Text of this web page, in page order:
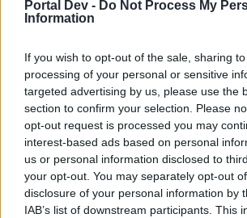
Portal Dev - Do Not Process My
Information
If you wish to opt-out of the sale, sharing
processing of your personal or sensitive
targeted advertising by us, please use the
section to confirm your selection. Please
opt-out request is processed you may
interest-based ads based on personal
us or personal information disclosed to
your opt-out. You may separately opt-out
disclosure of your personal information by
IAB’s list of downstream participants. This
Día feliz
[MA]
Ofertón
de
turboabo
no de Susi
Un mar de
estrellas -
Agosto
2026
2026
oferta de
paquetes
de la
planta
mágica
retro -
Agosto
2026
[MA] Elige